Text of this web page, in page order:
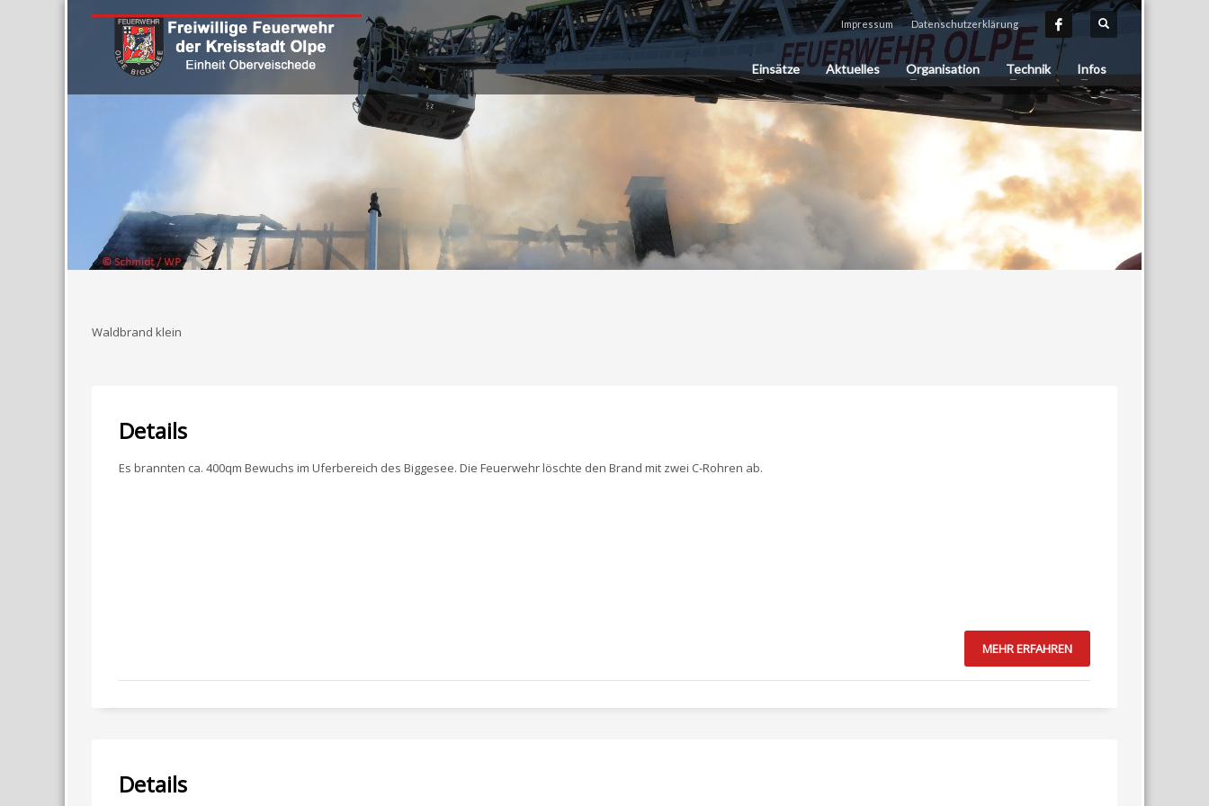
Impressum Datenschutzerklärung
Einsätze Aktuelles Organisation Technik Infos
Waldbrand klein
Details
Es brannten ca. 400qm Bewuchs im Uferbereich des Biggesee. Die Feuerwehr löschte den Brand mit zwei C-Rohren ab.
MEHR ERFAHREN
Details